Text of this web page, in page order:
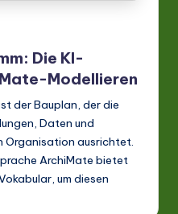
Die KI-
Modellieren
der Bauplan, der die
Daten und
Organisation ausrichtet.
ArchiMate bietet
um diesen